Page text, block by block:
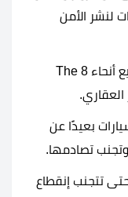
لنشر الأمن
كذلك تتعدد ماكينات ATM في جميع أنحاء The 8
بعيدًا عن
تصادمها.
تتجنب إنقطاع